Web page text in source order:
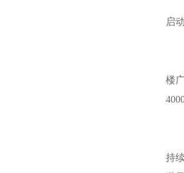
启
楼
持